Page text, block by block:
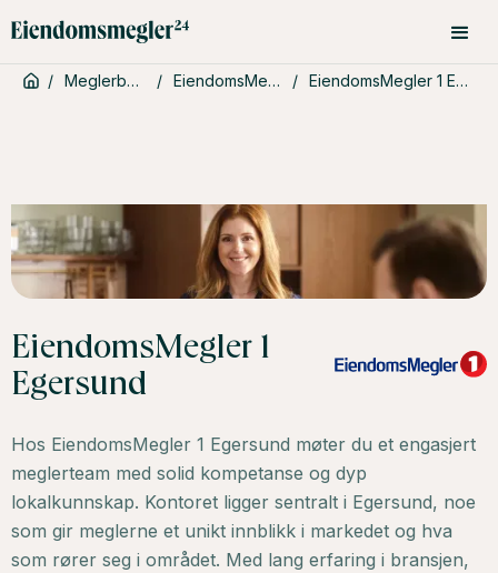
/ Meglerbyråer / EiendomsMegler 1 / EiendomsMegler 1 Egersund
EiendomsMegler 1
Egersund
Hos EiendomsMegler 1 Egersund møter du et engasjert
meglerteam med solid kompetanse og dyp
lokalkunnskap. Kontoret ligger sentralt i Egersund, noe
som gir meglerne et unikt innblikk i markedet og hva
som rører seg i området. Med lang erfaring i bransjen,